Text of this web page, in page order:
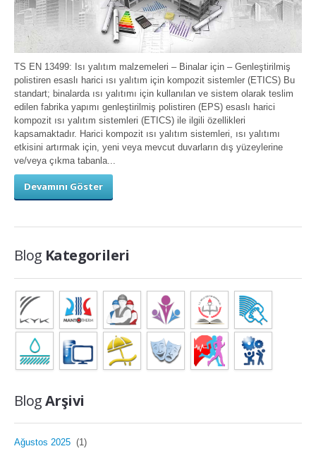
TS EN 13499: Isı yalıtım malzemeleri – Binalar için – Genleştirilmiş
polistiren esaslı harici ısı yalıtım için kompozit sistemler (ETICS) Bu
standart; binalarda ısı yalıtımı için kullanılan ve sistem olarak teslim
edilen fabrika yapımı genleştirilmiş polistiren (EPS) esaslı harici
kompozit ısı yalıtım sistemleri (ETICS) ile ilgili özellikleri
kapsamaktadır. Harici kompozit ısı yalıtım sistemleri, ısı yalıtımı
etkisini artırmak için, yeni veya mevcut duvarların dış yüzeylerine
ve/veya çıkma tabanla...
Devamını Göster
Blog Kategorileri
BlogArşivi
Ağustos 2025 (1)